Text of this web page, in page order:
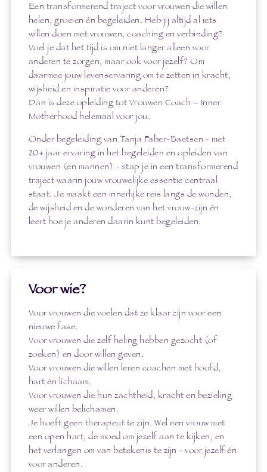
Een transformerend traject voor vrouwen die willen
helen, groeien én begeleiden. Heb jij altijd al iets
willen doen met vrouwen, coaching en verbinding?
Voel je dat het tijd is om niet langer alleen voor
anderen te zorgen, maar ook voor jezelf? Om
daarmee jouw levenservaring om te zetten in kracht,
wijsheid en inspiratie voor anderen?
Dan is deze opleiding tot Vrouwen Coach – Inner
Motherhood helemaal voor jou.
Onder begeleiding van Tanja Faber-Baetsen - met
20+ jaar ervaring in het begeleiden en opleiden van
vrouwen (en mannen) - stap je in een transformerend
traject waarin jouw vrouwelijke essentie centraal
staat. Je maakt een innerlijke reis langs de wonden,
de wijsheid en de wonderen van het vrouw-zijn én
leert hoe je anderen daarin kunt begeleiden.
Voor wie?
Voor vrouwen die voelen dat ze klaar zijn voor een
nieuwe fase.
Voor vrouwen die zelf heling hebben gezocht (of
zoeken) en door willen geven.
Voor vrouwen die willen leren coachen met hoofd,
hart én lichaam.
Voor vrouwen die hun zachtheid, kracht en bezieling
weer willen belichamen.
Je hoeft geen therapeut te zijn. Wel een vrouw met
een open hart, de moed om jezelf aan te kijken, en
het verlangen om van betekenis te zijn - voor jezelf én
voor anderen.